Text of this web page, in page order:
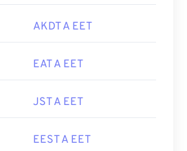
AKDT A EET
EAT A EET
JST A EET
EEST A EET